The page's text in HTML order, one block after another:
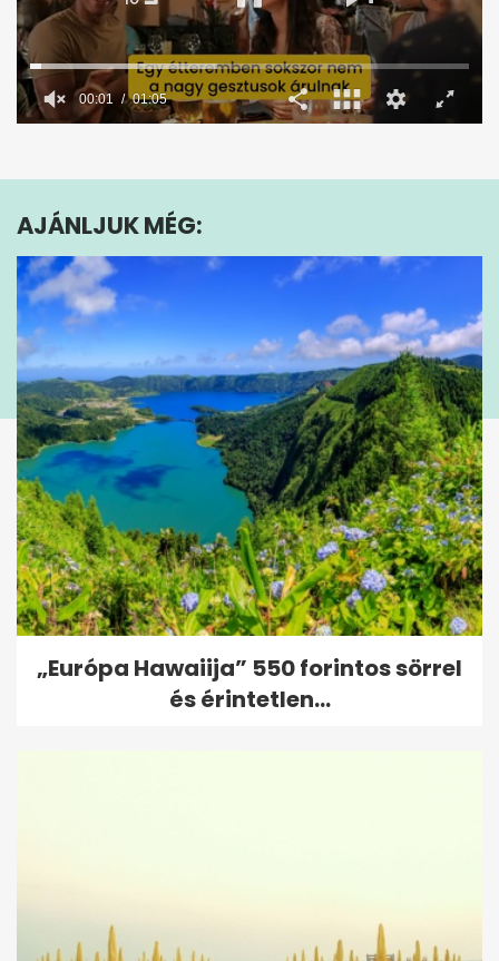
1
5
seconds
00:02 01:05
AJÁNLJUK MÉG:
„Európa Hawaiija” 550 forintos sörrel
és érintetlen...